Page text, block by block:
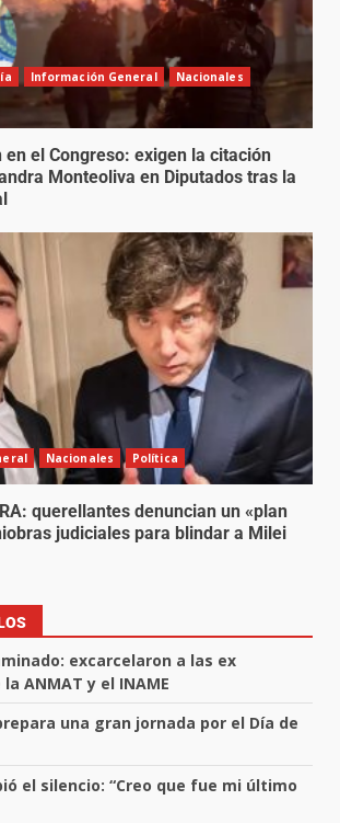
Información General
Nacionales
en el Congreso: exigen la citación
Monteoliva en Diputados tras la
Nacionales Política
querellantes denuncian un «plan
judiciales para blindar a Milei
excarcelaron a las ex
ANMAT y el INAME
una gran jornada por el Día de
el silencio: “Creo que fue mi último